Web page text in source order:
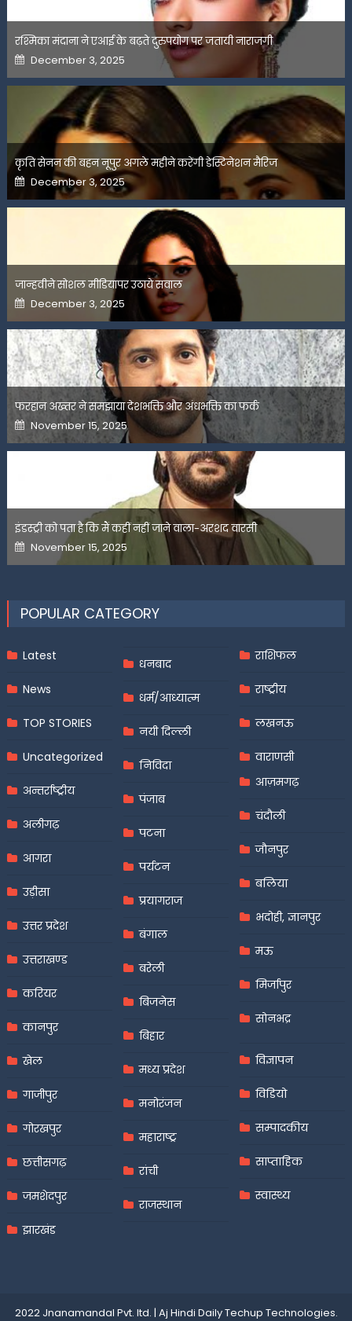
रश्मिका मंदाना ने एआई के बढ़ते दुरुपयोग पर जतायी नाराजगी
Posted
on
December 3, 2025
कृति सेनन की बहन नूपुर अगले महीने करेंगी डेस्टिनेशन मैरिज
Posted
on
December 3, 2025
जान्हवीने सोशल मीडियापर उठाये सवाल
Posted
on
December 3, 2025
फरहान अख्तर ने समझाया देशभक्ति और अंधभक्ति का फर्क
Posted
on
November 15, 2025
इंडस्ट्री को पता है कि मैं कहीं नहीं जाने वाला-अरशद वारसी
Posted
on
November 15, 2025
POPULAR CATEGORY
Latest
News
TOP STORIES
Uncategorized
अन्तर्राष्ट्रीय
अलीगढ़
आगरा
उड़ीसा
उत्तर प्रदेश
उत्तराखण्ड
करियर
कानपुर
खेल
गाजीपुर
गोरखपुर
छत्तीसगढ़
जमशेदपुर
झारखंड
धनबाद
धर्म/आध्यात्म
नयी दिल्ली
निविदा
पंजाब
पटना
पर्यटन
प्रयागराज
बंगाल
बरेली
बिजनेस
बिहार
मध्य प्रदेश
मनोरंजन
महाराष्ट्र
रांची
राजस्थान
राशिफल
राष्ट्रीय
लखनऊ
वाराणसी
आज़मगढ़
चंदौली
जौनपुर
बलिया
भदोही, ज्ञानपुर
मऊ
मिर्जापुर
सोनभद्र
विज्ञापन
विडियो
सम्पादकीय
साप्ताहिक
स्वास्थ्य
2022 Jnanamandal Pvt. ltd. | Aj Hindi DailyTechup Technologies.